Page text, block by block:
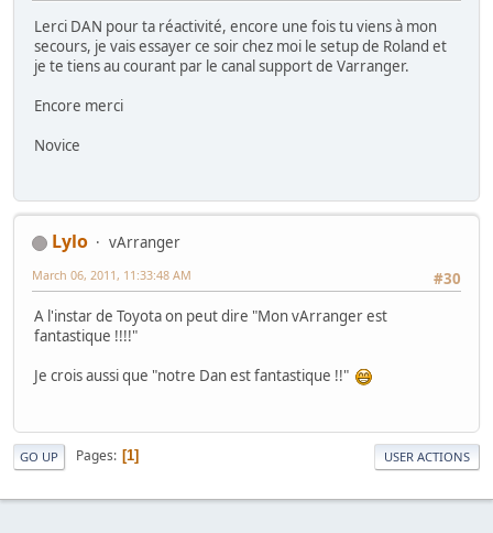
Lerci DAN pour ta réactivité, encore une fois tu viens à mon
secours, je vais essayer ce soir chez moi le setup de Roland et
je te tiens au courant par le canal support de Varranger.
Encore merci
Novice
Lylo
vArranger
#30
March 06, 2011, 11:33:48 AM
A l'instar de Toyota on peut dire "Mon vArranger est
fantastique !!!!"
Je crois aussi que "notre Dan est fantastique !!"
GO UP Pages 1 USER ACTIONS